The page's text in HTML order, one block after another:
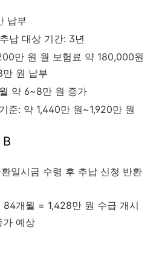
납부
납 대상 기간: 3년
만 원 월 보험료 약 180,000원
원 납부
약 6~8만 원 증가
준: 약 1,440만 원~1,920만 원
B
일시금 수령 후 추납 신청 반환
개월 = 1,428만 원 수급 개시
가 예상